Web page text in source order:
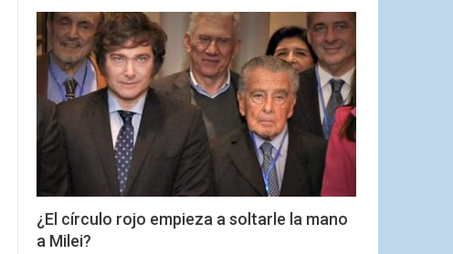
¿El círculo rojo empieza a soltarle la mano
a Milei?